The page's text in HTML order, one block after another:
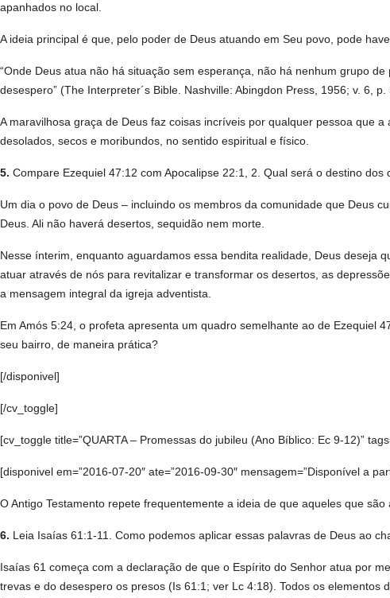
apanhados no local.
A ideia principal é que, pelo poder de Deus atuando em Seu povo, pode
“Onde Deus atua não há situação sem esperança, não há nenhum grupo
desespero” (The Interpreter´s Bible. Nashvil­­le: Abingdon Press, 1956; v. 6, p.
A maravilhosa graça de Deus faz coisas incríveis por qualquer pessoa que
desolados, secos e moribundos, no sentido espiritual e físico.
5. Compare Ezequiel 47:12 com Apocalipse 22:1, 2. Qual será o destino
Um dia o povo de Deus – incluindo os membros da comunidade que Deus
Deus. Ali não haverá desertos, sequidão nem morte.
Nesse ínterim, enquanto aguardamos essa bendita realidade, Deus deseja
atuar através de nós para revitalizar e transformar os desertos, as
a mensagem integral da igreja adventista.
Em Amós 5:24, o profeta apresenta um quadro semelhante ao de Ezequiel
seu bairro, de maneira prática?
[/disponivel]
[/cv_toggle]
[cv_toggle title=”QUARTA – Promessas do jubileu (Ano Bíblico: Ec 9-12)”
[disponivel em=”2016-07-20″ ate=”2016-09-30″ mensagem=”Disponível a
O Antigo Testamento repete frequentemente a ideia de que aqueles que
6. Leia Isaías 61:1-11. Como podemos aplicar essas palavras de Deus ao
Isaías 61 começa com a declaração de que o Espírito do Senhor atua por
trevas e do desespero os presos (Is 61:1; ver Lc 4:18). Todos os